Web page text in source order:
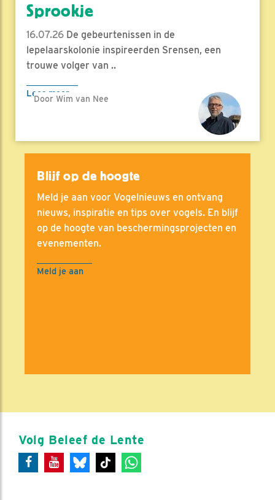
Sprookje
16.07.26 De gebeurtenissen in de
lepelaarskolonie inspireerden Srensen, een
trouwe volger van ..
Lees meer
Door Wim van Nee
Blijf op de hoogte
Meld je aan voor Vogelnieuws en ontvang
nieuws, inspiratie en tips over vogels. En blijf
op de hoogte van beschermingsprojecten en
evenementen.
Meld je aan
Volg Beleef de Lente